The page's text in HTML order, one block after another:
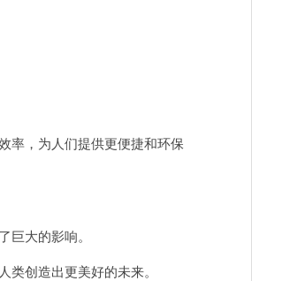
，为人们提供更便捷和环保
大的影响。
创造出更美好的未来。